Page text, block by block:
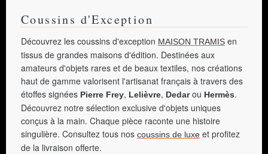
Coussins d'Exception
Découvrez les coussins d'exception MAISON TRAMIS en
tissus de grandes maisons d'édition. Destinées aux
amateurs d'objets rares et de beaux textiles, nos créations
haut de gamme valorisent l'artisanat français à travers des
étoffes signées Pierre Frey, Lelièvre, Dedarou Hermès.
Découvrez notre sélection exclusive d'objets uniques
conçus à la main. Chaque pièce raconte une histoire
singulière. Consultez tous nos coussins de luxe et profitez
de la livraison offerte.